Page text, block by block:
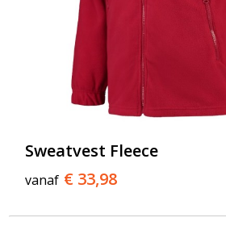
Sweatvest Fleece
vanaf € 33,98